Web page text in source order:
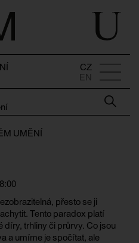
CZ
EN
UMĚNÍ
přesto se ji
Tento paradox platí
trhliny či průrvy. Co jsou
a umíme je spočítat, ale